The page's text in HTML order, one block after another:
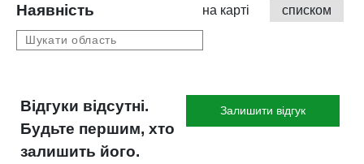
Наявність на карті списком
Відгуки відсутні.
Будьте першим, хто
залишить його.
Залишити відгук